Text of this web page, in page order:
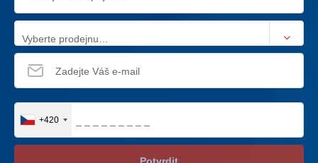
Vyberte prodejnu…
+420